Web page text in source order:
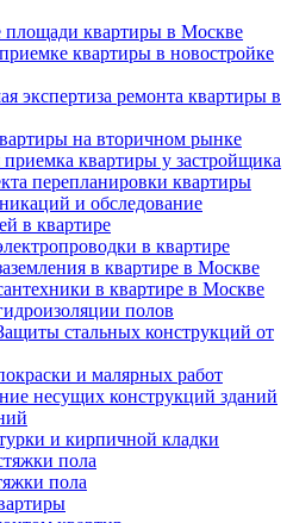
площади квартиры в Москве
квартиры в новостройке
экспертиза ремонта квартиры в
на вторичном рынке
квартиры у застройщика
перепланировки квартиры
и обследование
в квартире
в квартире
в квартире в Москве
в квартире в Москве
полов
стальных конструкций от
и малярных работ
несущих конструкций зданий
и кирпичной кладки
пола
пола